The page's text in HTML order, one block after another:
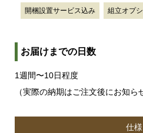
開梱設置サービス込み 組立オプ
お届けまでの日数
1週間〜10日程度
（実際の納期はご注文後にお知ら
仕様